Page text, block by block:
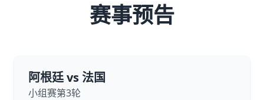
赛事预告
阿根廷 vs 法国
小组赛第3轮